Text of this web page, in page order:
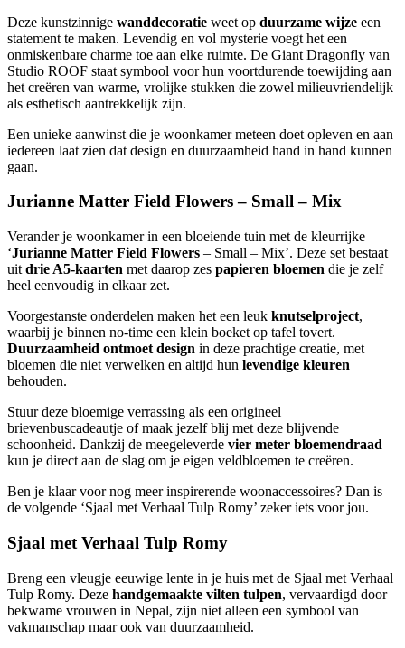
Deze kunstzinnige wanddecoratie weet op duurzame wijze een
statement te maken. Levendig en vol mysterie voegt het een
onmiskenbare charme toe aan elke ruimte. De Giant Dragonfly van
Studio ROOF staat symbool voor hun voortdurende toewijding aan
het creëren van warme, vrolijke stukken die zowel milieuvriendelijk
als esthetisch aantrekkelijk zijn.
Een unieke aanwinst die je woonkamer meteen doet opleven en aan
iedereen laat zien dat design en duurzaamheid hand in hand kunnen
gaan.
Jurianne Matter Field Flowers – Small – Mix
Verander je woonkamer in een bloeiende tuin met de kleurrijke
‘Jurianne Matter Field Flowers – Small – Mix’. Deze set bestaat
uit drie A5-kaarten met daarop zes papieren bloemen die je zelf
heel eenvoudig in elkaar zet.
Voorgestanste onderdelen maken het een leuk knutselproject,
waarbij je binnen no-time een klein boeket op tafel tovert.
Duurzaamheid ontmoet design in deze prachtige creatie, met
bloemen die niet verwelken en altijd hun levendige kleuren
behouden.
Stuur deze bloemige verrassing als een origineel
brievenbuscadeautje of maak jezelf blij met deze blijvende
schoonheid. Dankzij de meegeleverde vier meter bloemendraad
kun je direct aan de slag om je eigen veldbloemen te creëren.
Ben je klaar voor nog meer inspirerende woonaccessoires? Dan is
de volgende ‘Sjaal met Verhaal Tulp Romy’ zeker iets voor jou.
Sjaal met Verhaal Tulp Romy
Breng een vleugje eeuwige lente in je huis met de Sjaal met Verhaal
Tulp Romy. Deze handgemaakte vilten tulpen, vervaardigd door
bekwame vrouwen in Nepal, zijn niet alleen een symbool van
vakmanschap maar ook van duurzaamheid.